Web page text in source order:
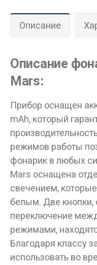
Описание
Описание
Mars:
Прибор оснащен
mAh, который
режимов работы
фонарик в любых
Mars оснащена
свечением,
белым. Две кнопки,
переключение
режимами,
Благодаря классу
использовать во